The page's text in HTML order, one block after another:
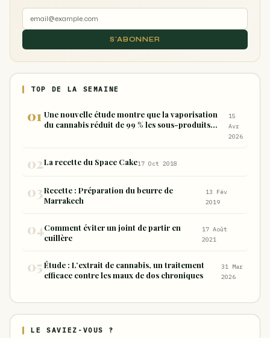
S'ABONNER
TOP DE LA SEMAINE
Une nouvelle étude montre que la vaporisation
du cannabis réduit de 99 % les sous-produits
15
Avr
2026
La recette du Space Cake17 Oct 2018
Recette : Préparation du beurre de
Marrakech
13 Fév
2019
Comment éviter un joint de partir en
cuillère
17 Août
2021
Étude : L’extrait de cannabis, un traitement
efficace contre les maux de dos chroniques
31 Mar
2026
LE SAVIEZ-VOUS ?